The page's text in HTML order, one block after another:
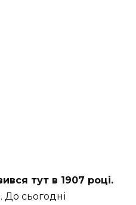
тут в 1907 році.
До сьогодні